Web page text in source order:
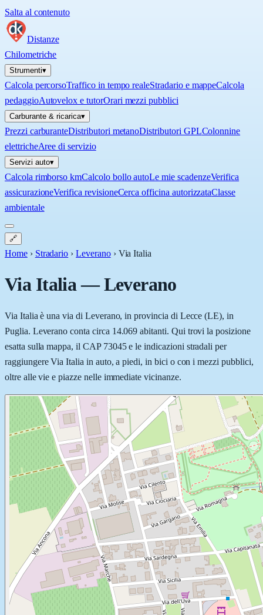
Salta al contenuto
Distanze
Chilometriche
Strumenti▾
Calcola percorsoTraffico in tempo realeStradario e mappeCalcola
pedaggioAutovelox e tutorOrari mezzi pubblici
Carburante & ricarica▾
Prezzi carburanteDistributori metanoDistributori GPLColonnine
elettricheAree di servizio
Servizi auto▾
Calcola rimborso kmCalcolo bollo autoLe mie scadenzeVerifica
assicurazioneVerifica revisioneCerca officina autorizzataClasse
ambientale
🔗
Home › Stradario › Leverano › Via Italia
Via Italia—Leverano
Via Italia è una via di Leverano, in provincia di Lecce (LE), in
Puglia. Leverano conta circa 14.069 abitanti. Qui trovi la posizione
esatta sulla mappa, il CAP 73045 e le indicazioni stradali per
raggiungere Via Italia in auto, a piedi, in bici o con i mezzi pubblici,
oltre alle vie e piazze nelle immediate vicinanze.